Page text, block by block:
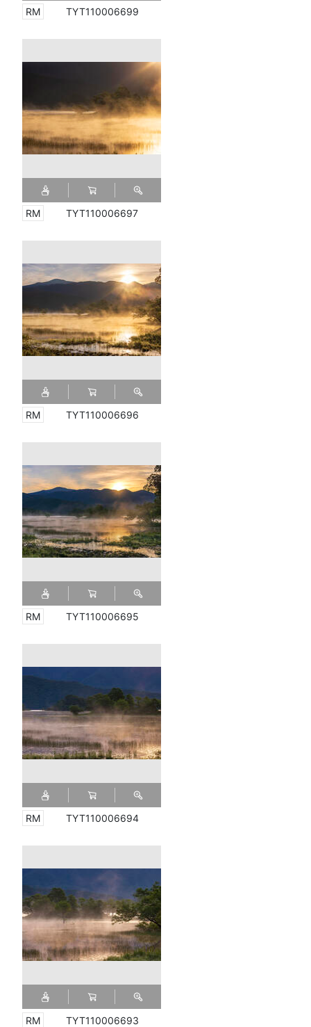
TYT110006699
TYT110006697
TYT110006696
TYT110006695
TYT110006694
TYT110006693